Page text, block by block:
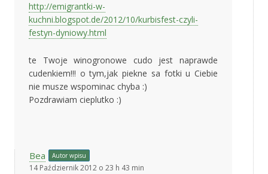
http://emigrantki-w-
kuchni.blogspot.de/2012/10/kurbisfest-czyli-
festyn-dyniowy.html
te Twoje winogronowe cudo jest naprawde
cudenkiem!!! o tym,jak piekne sa fotki u Ciebie
nie musze wspominac chyba :)
Pozdrawiam cieplutko :)
Bea Autor wpisu
14 Październik 2012 o 23 h 43 min